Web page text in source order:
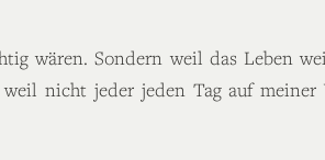
wären. Sondern weil das Leben
nicht jeder jeden Tag auf meiner